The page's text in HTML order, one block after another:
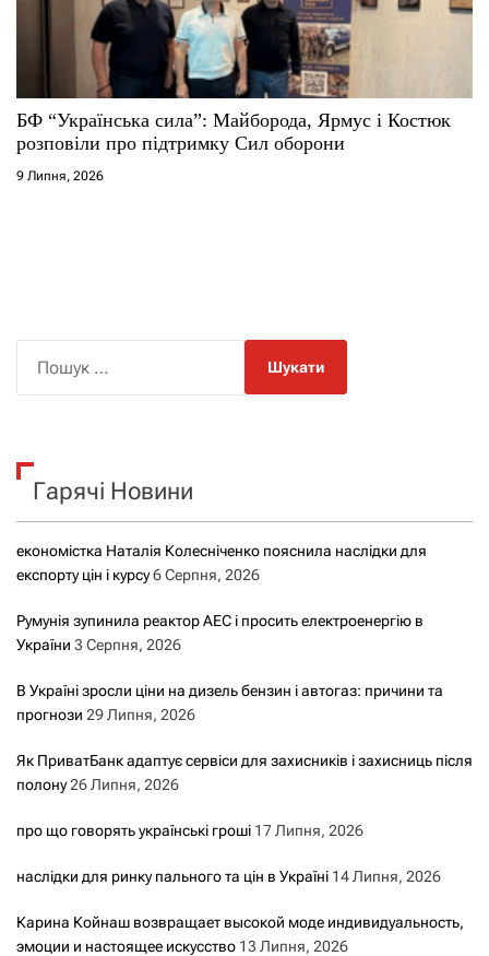
БФ “Українська сила”: Майборода, Ярмус і Костюк
розповіли про підтримку Сил оборони
9 Липня, 2026
к
Гарячі Новини
економістка Наталія Колесніченко пояснила наслідки для
експорту цін і курсу6 Серпня, 2026
Румунія зупинила реактор АЕС і просить електроенергію в
України 3 Серпня, 2026
В Україні зросли ціни на дизель бензин і автогаз: причини та
прогнози 29 Липня, 2026
Як ПриватБанк адаптує сервіси для захисників і захисниць після
полону26 Липня, 2026
про що говорять українські гроші 17 Липня, 2026
наслідки для ринку пального та цін в Україні 14 Липня, 2026
Карина Койнаш возвращает высокой моде индивидуальность,
эмоции и настоящее искусство 13 Липня, 2026